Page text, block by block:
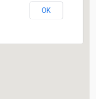
OK